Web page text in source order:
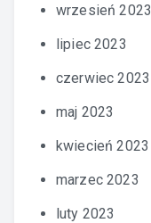
wrzesień 2023
lipiec 2023
czerwiec 2023
maj 2023
kwiecień 2023
marzec 2023
luty 2023